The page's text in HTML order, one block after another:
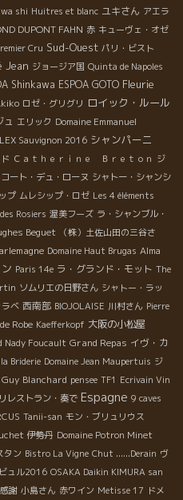
shi Huitres et blanc ユキさん アエラ
DUPONT FAHN 赤 キューヴェ・オゼ
Cru Sud-Ouest パリ・ビスト
Jean ジョージア国 Quinta de Napoles
Shinkawa ESPOA GOTO Fleurie
ロゼ・グリグリ ロイック・ルール
ュ エリック Domaine Emmanuel
Sauvignon 2016 シャンパーニ
Ｃａｔｈｅｒｉｎｅ Ｂｒｅｔｏｎ ジ
コート・デュ・ローヌ シャトー・シャンシ
プ ムレシップ・ロゼ Les 4 éléments
Rosiers 渥美フーズ ラ・シャンブル・
Beguet
（株）土佐山田の三谷さ
Domaine Haut Brugas Alma
Paris 14e ラ・グランド・モット The
ソムリエの日野さん シャトー・ラッ
ベ 西南部 BIOJOLAISE 川村さん Pierre
Robe Kaefferkopf 大阪の小松屋
Nady Foucault Grand Repas イヴ・カ
Briderie Domaine Jean Maupertuis ジ
Guy Blanchard pensee TF1 Ecrivain Vin
レストラン・奏で Espagne 9 caves
Tanii-san モン・ブリュリウス
伊勢丹 Domaine Potron Minet
タン Bistro La Vigne Chut ......Derain ヴ
ュル2016 OSAKA Daikin KIMURA san
謝 小島さん 赤ワイン Metisse 17 ドメ